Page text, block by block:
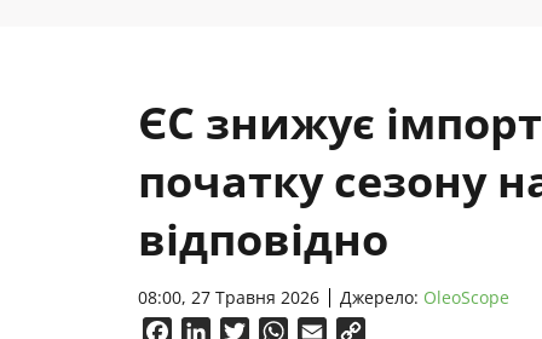
ЄС знижує
початку сезону
відповідно
08:00, 27 Травня 2026 Джерело: OleoScope
FacebookLinkedInTwitterWhatsApp
Email